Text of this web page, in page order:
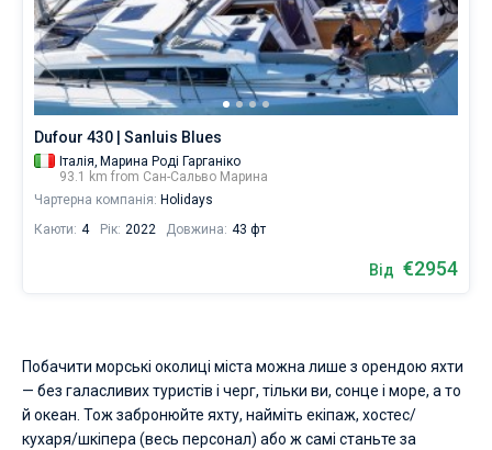
Сейшели
Британські Віргінські острови
Мартініка
Багами
Ібіца
Афіни
Лефкада
Корфу
Регіон Мугла
Марина Баотік
Марина Мандаліна
Марина Корнаті
Марина Кастела
ACI Марина Дубровник
Dufour
Elan
Hanse
Excess
Lagoon
Lagoon 46
Lagoon 50
Bali Catspace
Bali 4.2
Bali 4.6
Bavaria Cruiser 46
Bavaria Cruiser 51
Oceanis 40.1
Oceanis 46.1
Oceanis 51.1
Dufour 46 GL
Лавріон
Гран-Канарія
Тенеріфе
Балеарські острови
Сардинія
Салерно
Неаполь
Амальфі
Мармарис
Гечек
Фетхіє
Бодрум
Багами
Британські Віргінські острови
Мартініка
Сент-Люсія
+380 (93) 4661696
booking@sailica.com
Найміть
шкіпера
або
виберіть
бербоут
чартер,
щоб
самостійно
поплавати
міста
Сан-
для
бронювання
є
від
Dufour 430 | Sanluis Blues
Італія, Марина Роді Гарганіко
93.1 km from Сан-Сальво Марина
Чартерна компанія: Holidays
Каюти: 4 Рік: 2022 Довжина: 43 фт
Від €2954
Побачити морські околиці міста можна лише з орендою яхти
— без галасливих туристів і черг, тільки ви, сонце і море, а то
й океан. Тож забронюйте яхту, найміть екіпаж, хостес/
кухаря/шкіпера (весь персонал) або ж самі станьте за
За тиждень до та після дати заїзду
За два тижні до та після дати заїзду